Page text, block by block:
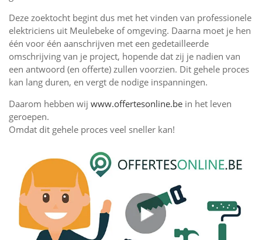
Deze zoektocht begint dus met het vinden van professionele
elektriciens uit Meulebeke of omgeving. Daarna moet je hen
één voor één aanschrijven met een gedetailleerde
omschrijving van je project, hopende dat zij je nadien van
een antwoord (en offerte) zullen voorzien. Dit gehele proces
kan lang duren, en vergt de nodige inspanningen.
Daarom hebben wij www.offertesonline.be in het leven
geroepen.
Omdat dit gehele proces veel sneller kan!